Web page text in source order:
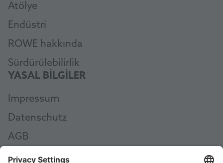
Atölye
Endüstri
ROWE hakkında
Sürdürülebilirlik
YASAL BILGILER
Impressum
Datenschutz
AGB
AEB